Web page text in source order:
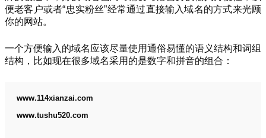
便老客户或者“忠实粉丝”经常通过直接输入域名的方式来光顾
你的网站。
一个方便输入的域名应该尽量使用通俗易懂的语义结构和词组
结构，比如现在很多域名采用的是数字和拼音的组合：
www.114xianzai.com
www.tushu520.com